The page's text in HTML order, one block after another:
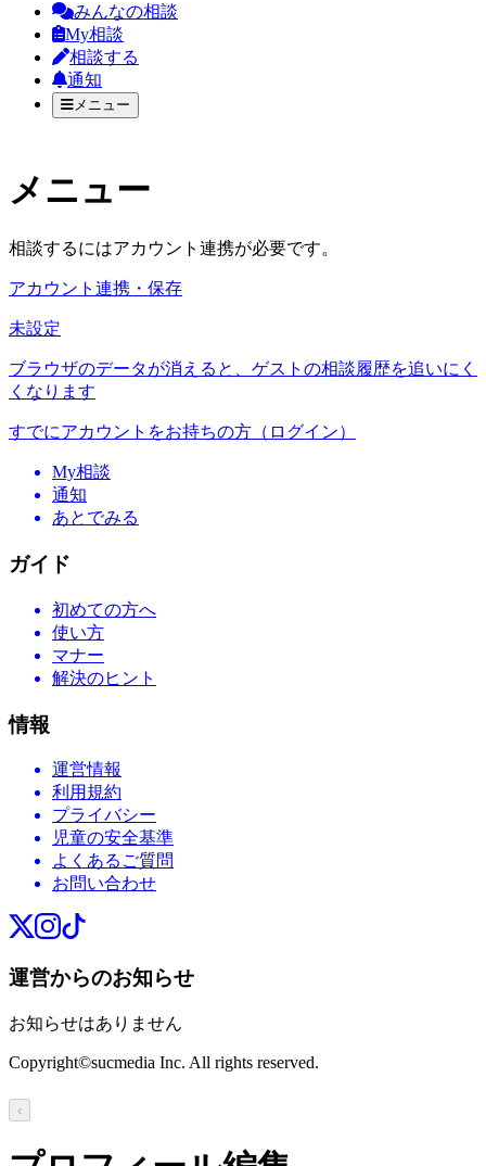
みんなの相談
My相談
相談する
通知
メニュー
メニュー
相談するにはアカウント連携が必要です。
アカウント連携・保存
未設定
ブラウザのデータが消えると、ゲストの相談履歴を追いにく
くなります
すでにアカウントをお持ちの方（ログイン）
My相談
通知
あとでみる
ガイド
初めての方へ
使い方
マナー
解決のヒント
情報
運営情報
利用規約
プライバシー
児童の安全基準
よくあるご質問
お問い合わせ
運営からのお知らせ
お知らせはありません
Copyright©sucmedia Inc. All rights reserved.
‹